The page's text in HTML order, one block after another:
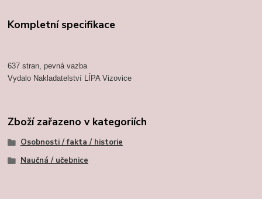
Kompletní specifikace
637 stran, pevná vazba
Vydalo Nakladatelství LÍPA Vizovice
Zboží zařazeno v kategoriích
Osobnosti / fakta / historie
Naučná / učebnice